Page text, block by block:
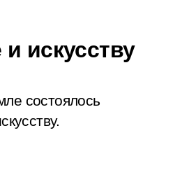
искусству
состоялось